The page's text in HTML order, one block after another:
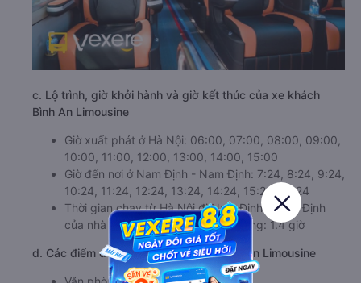
c. Lộ trình, giờ khởi hành và giờ kết thúc của xe khách
Bình An Limousine
Giờ xuất phát ở Hà Nội: 06:00, 07:00, 08:00, 09:00,
10:00, 11:00, 12:00, 13:00, 14:00, 15:00
Giờ đến nơi ở Nam Định - Nam Định: 7:24, 8:24, 9:24,
10:24, 11:24, 12:24, 13:24, 14:24, 15:24, 16:24
Thời gian chạy từ Hà Nội đi Nam Định - Nam Định
của nhà xeBình An Limousinekhoảng: 1.4 giờ
d. Các điểm đón khách của nhà xe Bình An Limousine